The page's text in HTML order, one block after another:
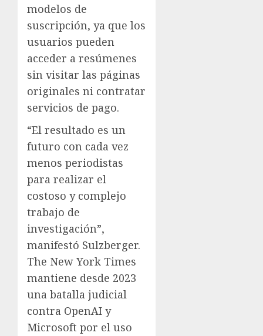
modelos de
suscripción, ya que los
usuarios pueden
acceder a resúmenes
sin visitar las páginas
originales ni contratar
servicios de pago.
“El resultado es un
futuro con cada vez
menos periodistas
para realizar el
costoso y complejo
trabajo de
investigación”,
manifestó Sulzberger.
The New York Times
mantiene desde 2023
una batalla judicial
contra OpenAI y
Microsoft por el uso